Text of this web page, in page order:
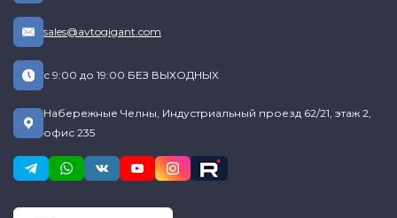
sales@avtogigant.com
с 9:00 до 19:00 БЕЗ ВЫХОДНЫХ
Набережные Челны, Индустриальный проезд 62/21, этаж 2,
офис 235